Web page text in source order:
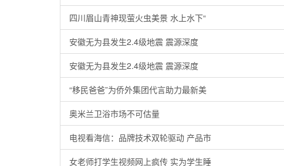
四川眉山青神现萤火虫美景 水上水下“
安徽无为县发生2.4级地震 震源深度
安徽无为县发生2.4级地震 震源深度
“移民爸爸”为侨外集团代言助力最新美
奥米兰卫浴市场不可估量
电视看海信：品牌技术双轮驱动 产品市
女老师打学生视频网上疯传 实为学生睡